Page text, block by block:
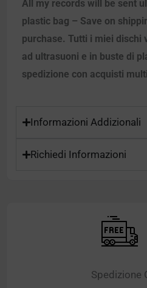
All my records will be sent
plastic bag – Save on
purchase. Tutti i miei dischi
ad ultrasuoni e in buste di
spedizione con acquisti
Informazioni Addizionali
Richiedi Informazioni
Spedizione